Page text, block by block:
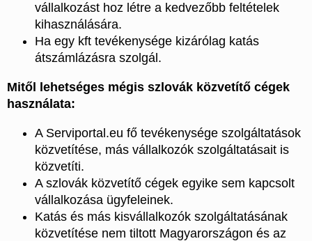
vállalkozást hoz létre a kedvezőbb feltételek
kihasználására.
Ha egy kft tevékenysége kizárólag katás
átszámlázásra szolgál.
Mitől lehetséges mégis szlovák közvetítő cégek
használata:
A Serviportal.eu fő tevékenysége szolgáltatások
közvetítése, más vállalkozók szolgáltatásait is
közvetíti.
A szlovák közvetítő cégek egyike sem kapcsolt
vállalkozása ügyfeleinek.
Katás és más kisvállalkozók szolgáltatásának
közvetítése nem tiltott Magyarországon és az